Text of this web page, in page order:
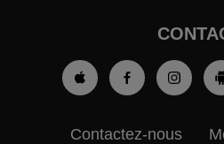
Contactez-nous